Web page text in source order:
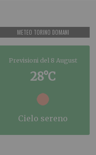
METEO TORINO DOMANI
Previsioni del 8 August
28°C
cielo sereno